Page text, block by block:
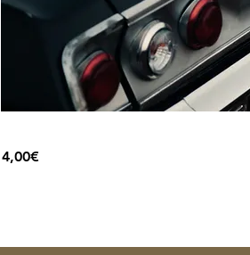
4,00€